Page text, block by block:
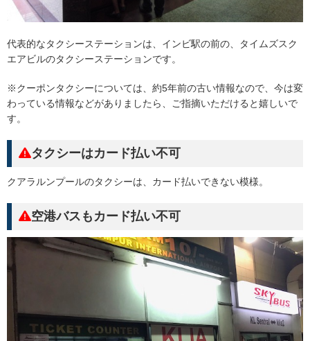
代表的なタクシーステーションは、インビ駅の前の、タイムズスク
エアビルのタクシーステーションです。
※クーポンタクシーについては、約5年前の古い情報なので、今は変
わっている情報などがありましたら、ご指摘いただけると嬉しいで
す。
タクシーはカード払い不可
クアラルンプールのタクシーは、カード払いできない模様。
空港バスもカード払い不可